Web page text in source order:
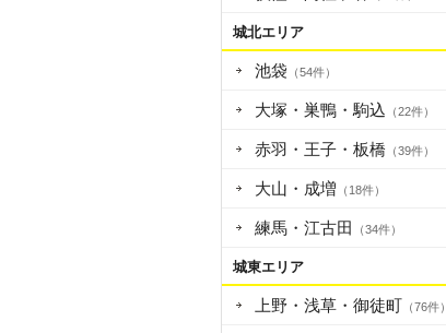
城北エリア
池袋 （54件）
大塚・巣鴨・駒込 （22件）
赤羽・王子・板橋 （39件）
大山・成増 （18件）
練馬・江古田 （34件）
城東エリア
上野・浅草・御徒町 （76件）